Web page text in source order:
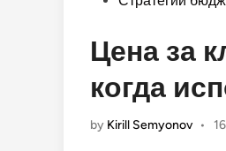
Цена за
когда
by Kirill Semyonov •